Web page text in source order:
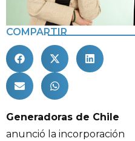
COMPARTIR
Generadoras de Chile
anunció la incorporación